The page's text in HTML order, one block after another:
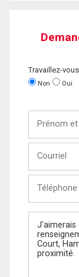
Travaillez-
Non Oui
Nom
(Optionnel)
Message